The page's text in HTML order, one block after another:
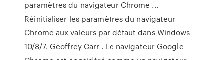
paramètres du navigateur Chrome ...
Réinitialiser les paramètres du navigateur
Chrome aux valeurs par défaut dans Windows
10/8/7. Geoffrey Carr . Le navigateur Google